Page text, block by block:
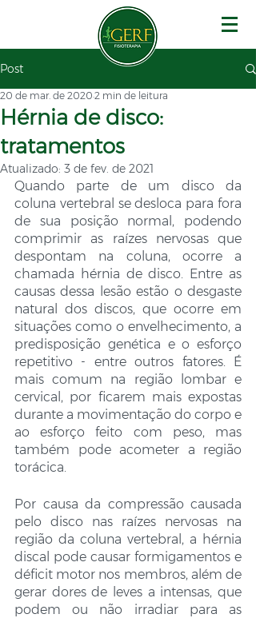
Post
Hérnia de disco:
tratamentos
20 de mar. de 2020 2 min de leitura
Atualizado: 3 de fev. de 2021
Quando parte de um disco da
coluna vertebral se desloca para fora
de sua posição normal, podendo
comprimir as raízes nervosas que
despontam na coluna, ocorre a
chamada hérnia de disco. Entre as
causas dessa lesão estão o desgaste
natural dos discos, que ocorre em
situações como o envelhecimento, a
predisposição genética e o esforço
repetitivo - entre outros fatores. É
mais comum na região lombar e
cervical, por ficarem mais expostas
durante a movimentação do corpo e
ao esforço feito com peso, mas
também pode acometer a região
torácica.
Por causa da compressão causada
pelo disco nas raízes nervosas na
região da coluna vertebral, a hérnia
discal pode causar formigamentos e
déficit motor nos membros, além de
gerar dores de leves a intensas, que
podem ou não irradiar para as